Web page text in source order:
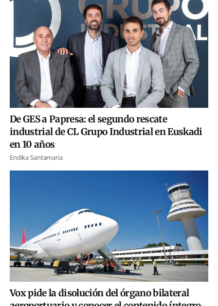
De GES a Papresa: el segundo rescate
industrial de CL Grupo Industrial en Euskadi
en 10 años
Endika Santamaria
Vox pide la disolución del órgano bilateral